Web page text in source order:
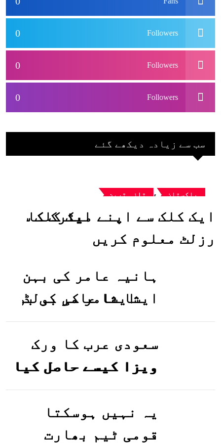
0 Followers
0 Followers
0 Followers
سب سے زیادہ دیکھے گئے
پاکستان , تازہ ترین
ایک کلک سے اپنے میٹرک کا
رزلٹ معلوم کریں
ہانیہ عامر کی بہن
ایشا عامر کی بولڈ
تصاویر وائرل ہو
گئیں
سعودی عرب کا ورک
ویزا کیسے حاصل کیا
جاسکتا ہے؟جانیے
یہ نہیں ہوسکتا
قومی ٹیم بھارت